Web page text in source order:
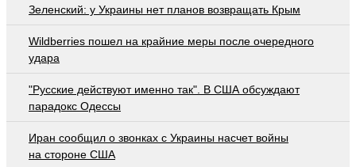
Зеленский: у Украины нет планов возвращать Крым
Wildberries пошел на крайние меры после очередного
удара
"Русские действуют именно так". В США обсуждают
парадокс Одессы
Иран сообщил о звонках с Украины насчет войны
на стороне США